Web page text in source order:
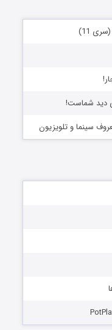
11)
دید شماست!
سینما و تلویزیون